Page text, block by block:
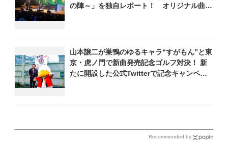
の陣～」を独自レポート！ オリジナル曲か
山本譲二が巣鴨のゆるキャラ“すがもん”と東
京・虎ノ門で新曲発売記念ゴルフ対決！ 新
たに開設した公式Twitterで記念キャンペー
Recommended by